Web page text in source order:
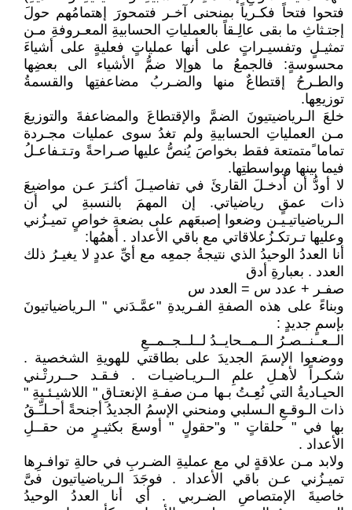
فتحوا فتحاً فكـرياً بمنحنى آخـر فتمحورَ إهتمامُهم حولَ
إجتـثاثِ ما بقى عالِـقاً بالعملياتِ الحسابيةِ المعـروفةِ مـن
تمثيـلٍ وتفسيـراتٍ على أنها عملياتٍ فعليةٍ على أشياءَ
محسوسةٍ: فالجمعُ ما هوإلا ضمُّ الأشياء الى بعضِها
والطـرحُ إقتطاعٌ منها والضـربُ مضاعفتِها والقسمةُ
توزيعِها.
خلعَ الـرياضيتيونَ الضمَّ والإقتطاعَ والمضاعفةَ والتوزيعَ
مـن العملياتِ الحسابيةِ ولم تغدُ سوى عمليات مجـردة
تماما ًمتمتعة فقط بخواصَ يُنصُّ عليها صـراحةً وتـتـفاعـلُ
فيما بينها وبواسطتِها.
لا أودُّ أن أُدخـلَ القارئَ في تفاصيـلَ أكثـرَ عـن مواضيعَ
ذات عمقٍ رياضياتي. إن المهمَ بالنسبةِ لي أن
الـرياضياتيـيـن وضعوا إصبعَهم على بضعةِ خواصٍ تميـزُني
وعليها تـرتكـزُعلاقاتي مع باقي الأعداد . أهمُها:
أنا العددُ الوحيدُ الذي نتيجةُ جمعِه مع أيِّ عددٍ لا يغيـرُ ذلك
العدد . بعبارةِ أدق
صفـر + عدد س = العدد س
وبناءً على هذه الصفةِ الفـريدةِ "عمَّـدَني " الـرياضياتيونَ
بإسمٍ جديدٍ :
الــعــنــصـرُ الــمــحايــدُ لــلــجــمــعِ
ووضعوا الإسمَ الجديدَ على بطاقتي للهويةِ الشخصية .
شكـراً لأهـلِ علمِ الــريـاضيـات . فـقـد حــررتْـني
الحيـاديةُ التي نُعِـتُ بـها مـن صفـةِ الإنعتـاقِ " اللاشيـئـيةِ "
ذات الـوقـعِ الـسلبي ومنحني الإسمُ الجديدُ أجنحةً أحـلـِّـقُ
بها في " حلقاتٍ " و"حقولٍ " أوسعَ بكثيـرٍ من حقــلِ
الأعداد .
ولابد مـن علاقةٍ لي مع عمليةِ الضـربِ في حالةِ توافـرِها
تميـزُني عـن باقي الأعداد . فوجَدَ الـرياضياتيون فىَّ
خاصيةَ الإمتصاصِ الضـربي . أي أنا العددُ الوحيدُ